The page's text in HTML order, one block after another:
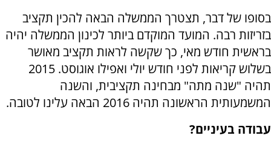
בסופו של דבר, תצטרך הממשלה הבאה להכין תקציב
בזריזות רבה. המועד המוקדם ביותר לכינון הממשלה יהיה
בראשית חודש מאי, כך שקשה לראות תקציב מאושר
בשלוש קריאות לפני חודש יולי ואפילו אוגוסט. 2015
תהיה "שנה מתה" מבחינה תקציבית, והשנה
המשמעותית הראשונה תהיה 2016 הבאה עלינו לטובה.
עבודה בעיניים?